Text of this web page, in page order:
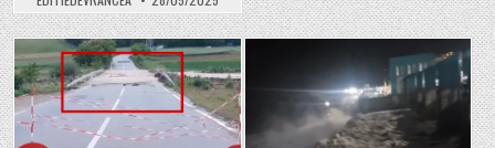
a
inundat
grădinile
oamenilor
din
Fitionești
–
Ghimicești.
Haz
de
de
aproape
10
ani.
Posted
in
Posted